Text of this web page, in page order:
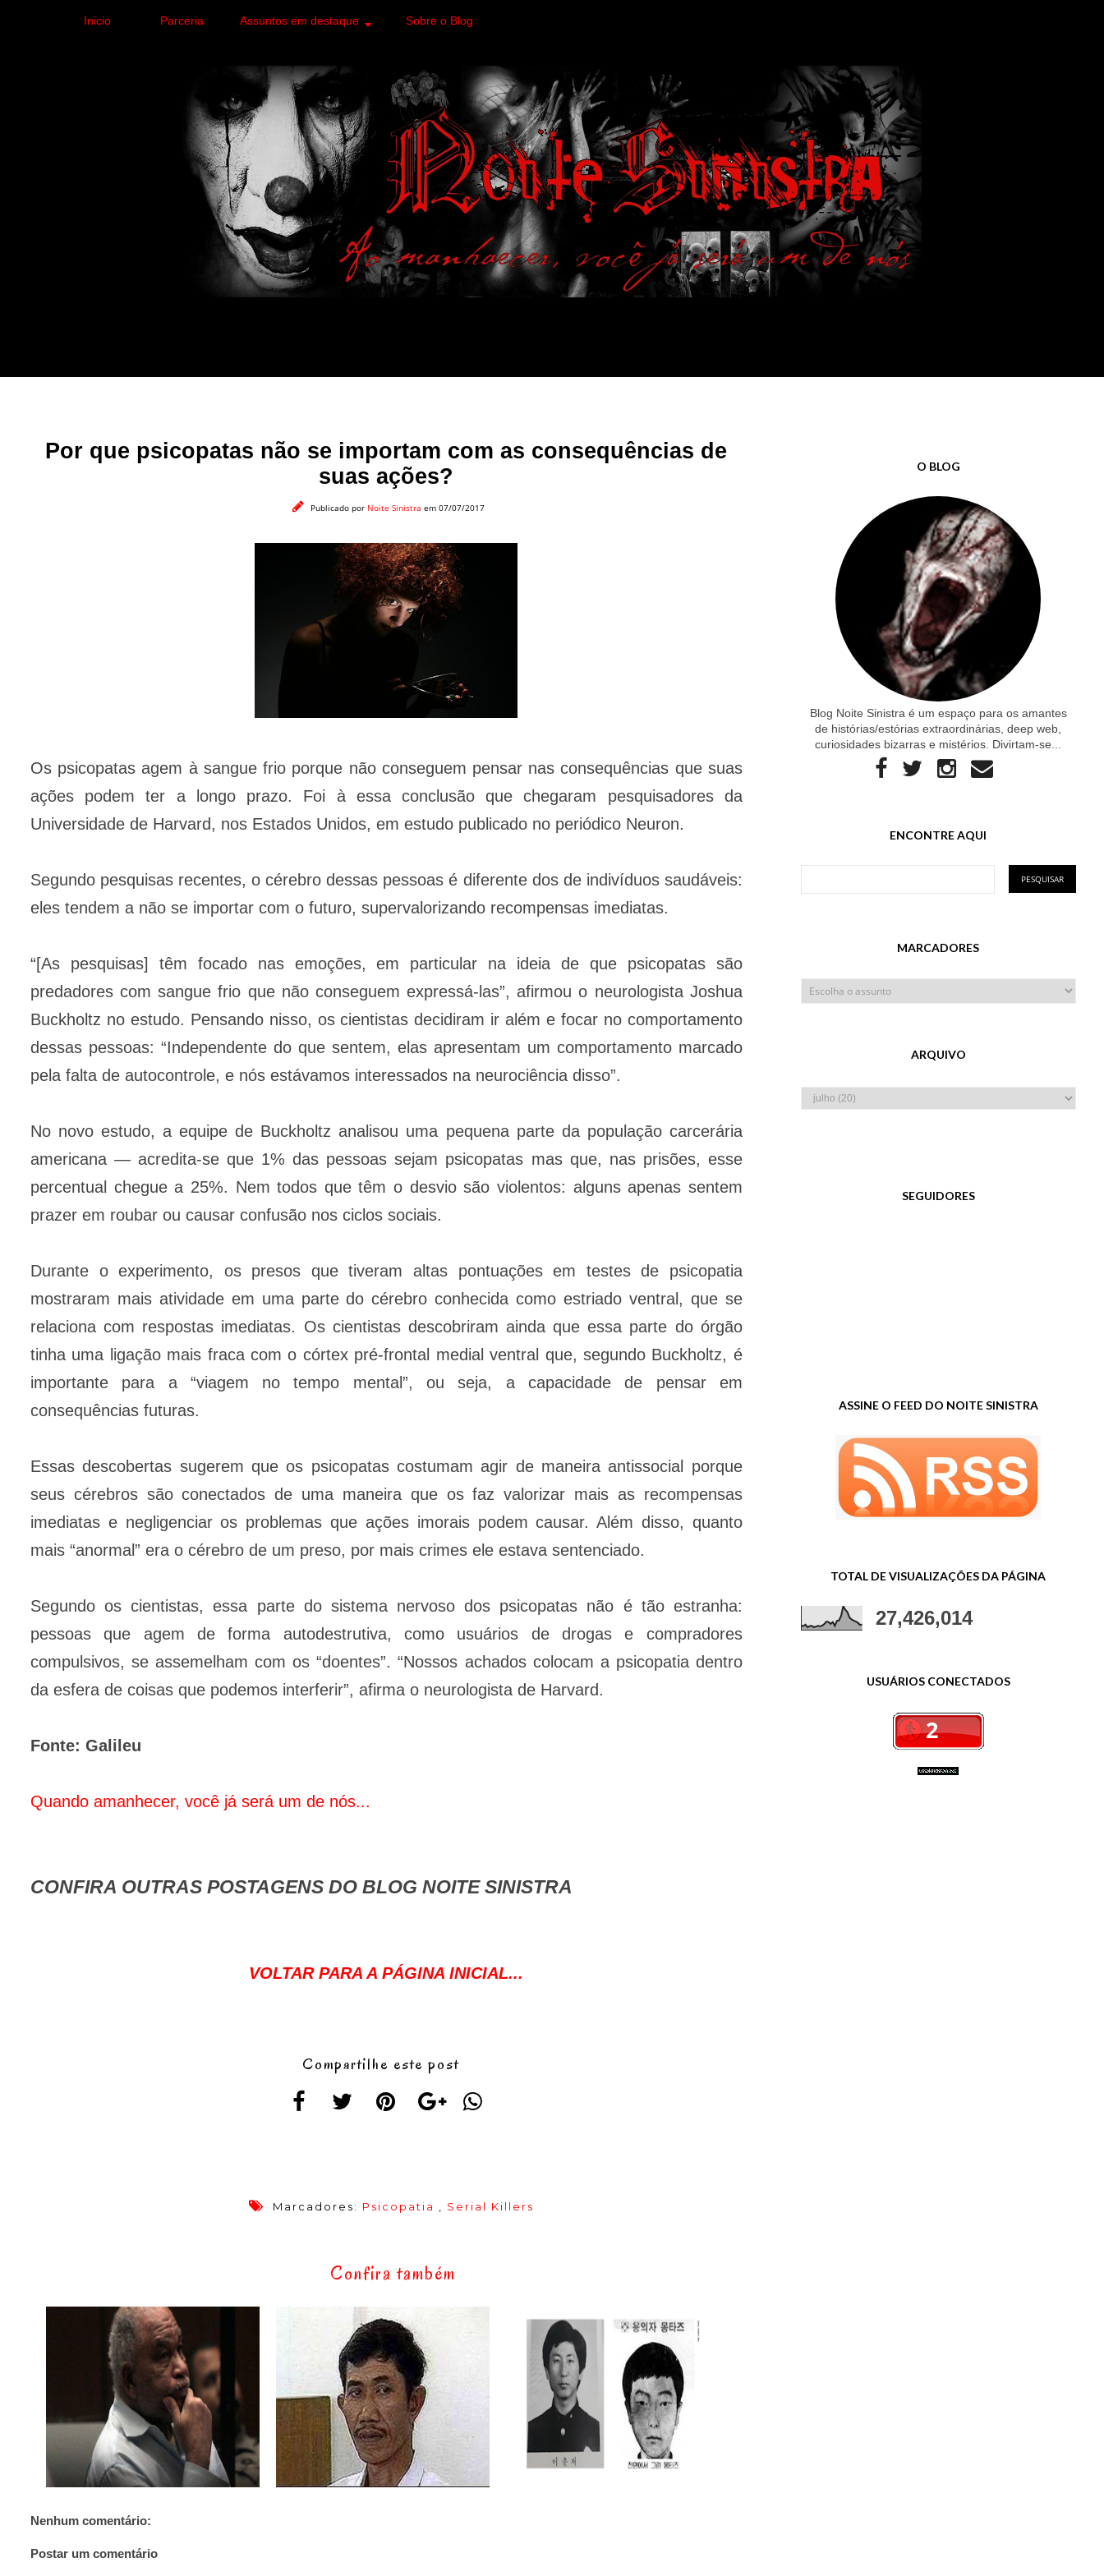
Inicio Parceria Assuntos em destaque Sobre o Blog
Por que psicopatas não se importam com as consequências de
suas ações?
Publicado por Noite Sinistra em 07/07/2017
Os psicopatas agem à sangue frio porque não conseguem pensar nas consequências que suas
ações podem ter a longo prazo. Foi à essa conclusão que chegaram pesquisadores da
Universidade de Harvard, nos Estados Unidos, em estudo publicado no periódico Neuron.
Segundo pesquisas recentes, o cérebro dessas pessoas é diferente dos de indivíduos saudáveis:
eles tendem a não se importar com o futuro, supervalorizando recompensas imediatas.
“[As pesquisas] têm focado nas emoções, em particular na ideia de que psicopatas são
predadores com sangue frio que não conseguem expressá-las”, afirmou o neurologista Joshua
Buckholtz no estudo. Pensando nisso, os cientistas decidiram ir além e focar no comportamento
dessas pessoas: “Independente do que sentem, elas apresentam um comportamento marcado
pela falta de autocontrole, e nós estávamos interessados ​​na neurociência disso”.
No novo estudo, a equipe de Buckholtz analisou uma pequena parte da população carcerária
americana — acredita-se que 1% das pessoas sejam psicopatas mas que, nas prisões, esse
percentual chegue a 25%. Nem todos que têm o desvio são violentos: alguns apenas sentem
prazer em roubar ou causar confusão nos ciclos sociais.
Durante o experimento, os presos que tiveram altas pontuações em testes de psicopatia
mostraram mais atividade em uma parte do cérebro conhecida como estriado ventral, que se
relaciona com respostas imediatas. Os cientistas descobriram ainda que essa parte do órgão
tinha uma ligação mais fraca com o córtex pré-frontal medial ventral que, segundo Buckholtz, é
importante para a “viagem no tempo mental”, ou seja, a capacidade de pensar em
consequências futuras.
Essas descobertas sugerem que os psicopatas costumam agir de maneira antissocial porque
seus cérebros são conectados de uma maneira que os faz valorizar mais as recompensas
imediatas e negligenciar os problemas que ações imorais podem causar. Além disso, quanto
mais “anormal” era o cérebro de um preso, por mais crimes ele estava sentenciado.
Segundo os cientistas, essa parte do sistema nervoso dos psicopatas não é tão estranha:
pessoas que agem de forma autodestrutiva, como usuários de drogas e compradores
compulsivos, se assemelham com os “doentes”. “Nossos achados colocam a psicopatia dentro
da esfera de coisas que podemos interferir”, afirma o neurologista de Harvard.
Fonte: Galileu
Quando amanhecer, você já será um de nós...
CONFIRA OUTRAS POSTAGENS DO BLOG NOITE SINISTRA
VOLTAR PARA A PÁGINA INICIAL...
Compartilhe este post
Marcadores: Psicopatia Serial Killers
Confira também
Nenhum comentário:
Postar um comentário
O BLOG
Blog Noite Sinistra é um espaço para os amantes
de histórias/estórias extraordinárias, deep web,
curiosidades bizarras e mistérios. Divirtam-se...
ENCONTRE AQUI
MARCADORES
ARQUIVO
SEGUIDORES
ASSINE O FEED DO NOITE SINISTRA
TOTAL DE VISUALIZAÇÕES DA PÁGINA
27,426,014
USUÁRIOS CONECTADOS